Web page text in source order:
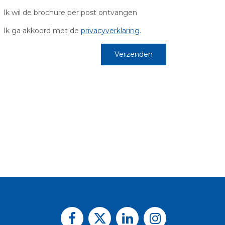
Ik wil de brochure per post ontvangen
Ik ga akkoord met de privacyverklaring.
Verzenden